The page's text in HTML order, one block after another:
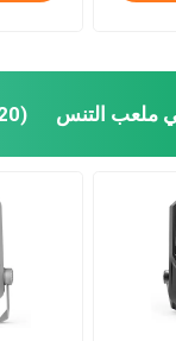
ملعب التنس (20)